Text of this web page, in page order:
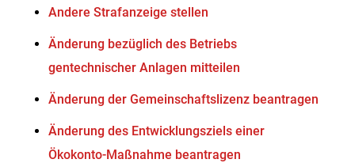
Andere Strafanzeige stellen
Änderung bezüglich des Betriebs
gentechnischer Anlagen mitteilen
Änderung der Gemeinschaftslizenz beantragen
Änderung des Entwicklungsziels einer
Ökokonto-Maßnahme beantragen